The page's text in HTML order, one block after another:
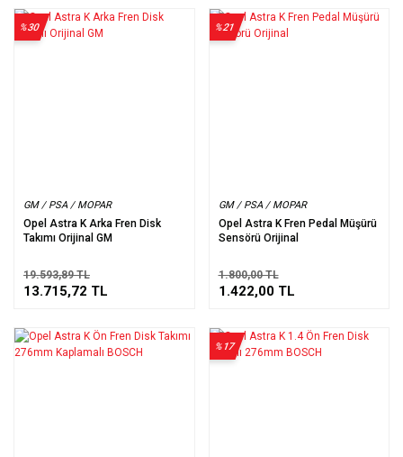
GM / PSA / MOPAR
Opel Astra K Arka Fren Disk
Takımı Orijinal GM
%30
19.593,89 TL
13.715,72 TL
GM / PSA / MOPAR
Opel Astra K Fren Pedal Müşürü
Sensörü Orijinal
%21
1.800,00 TL
1.422,00 TL
%17